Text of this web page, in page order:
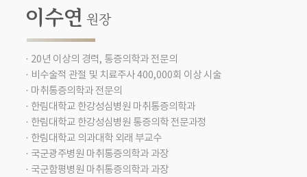
이수연 원장
· 20년 이상의 경력, 통증의학과 전문의
· 비수술적 관절 및 치료주사 400,000회 이상 시술
· 마취통증의학과 전문의
· 한림대학교 한강성심병원 마취통증의학과
· 한림대학교 한강성심병원 통증의학 전문과정
· 한림대학교 의과대학 외래 부교수
· 국군광주병원 마취통증의학과 과장
· 국군함평병원 마취통증의학과 과장